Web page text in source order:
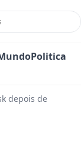
Politica
depois de